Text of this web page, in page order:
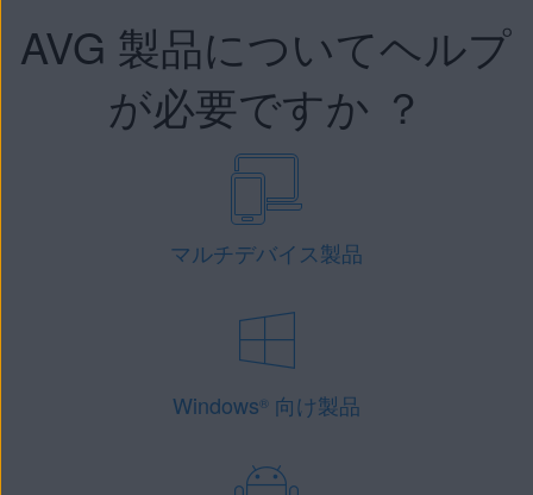
AVG 製品についてヘルプ
が必要ですか ？
マルチデバイス製品
Windows®向け製品